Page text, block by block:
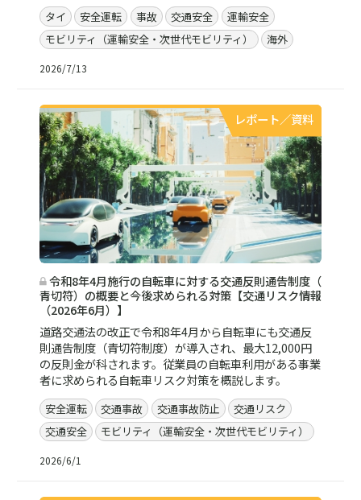
タイ 安全運転 事故 交通安全
運輸安全
モビリティ（運輸安全・次世代モビリティ）
海外
2026/7/13
レポート／資料
令和8年4月施行の自転車に対する交通反則通告制度（
青切符）の概要と今後求められる対策【交通リスク情報
（2026年6月）】
道路交通法の改正で令和8年4月から自転車にも交通反
則通告制度（青切符制度）が導入され、最大12,000円
の反則金が科されます。従業員の自転車利用がある事業
者に求められる自転車リスク対策を概説します。
安全運転 交通事故 交通事故防止
交通リスク
交通安全
モビリティ（運輸安全・次世代モビリティ）
2026/6/1